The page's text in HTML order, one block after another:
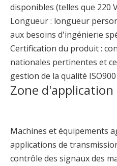
disponibles (telles que 220
Longueur : longueur
aux besoins d'ingénierie
Certification du produit :
nationales pertinentes et
gestion de la qualité
Zone d'application
Machines et équipements
applications de
contrôle des signaux des